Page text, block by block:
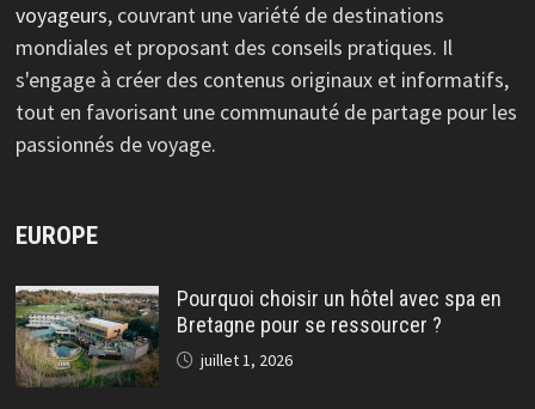
voyageurs, couvrant une variété de destinations
mondiales et proposant des conseils pratiques. Il
s'engage à créer des contenus originaux et informatifs,
tout en favorisant une communauté de partage pour les
passionnés de voyage.
EUROPE
Pourquoi choisir un hôtel avec spa en
Bretagne pour se ressourcer ?
juillet 1, 2026